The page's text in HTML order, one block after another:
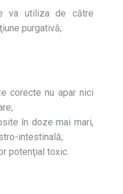
va utiliza de către
purgativă;
corecte nu apar nici
în doze mai mari,
intestinală;
potenţial toxic.